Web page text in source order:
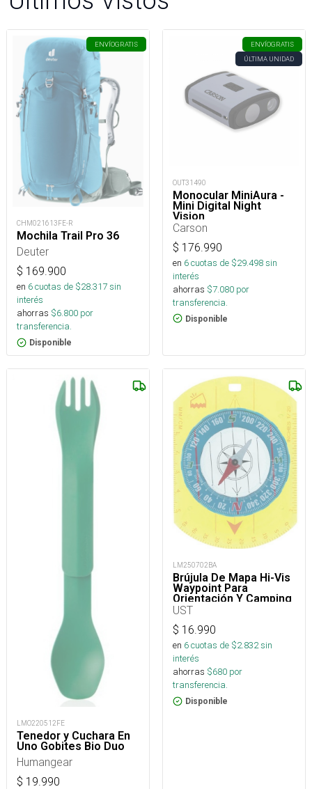
ENVÍOGRATIS
CHM021613FE-R
Mochila Trail Pro 36
Deuter
$ 169.900
en 6cuotas de $28.317sin
interés
ahorras $6.800 por
transferencia.
Disponible
ENVÍOGRATIS
ÚLTIMA UNIDAD
OUT31490
Monocular MiniAura -
Mini Digital Night
Vision
Carson
$ 176.990
en 6cuotas de $29.498sin
interés
ahorras $7.080 por
transferencia.
Disponible
LMO220512FE
Tenedor y Cuchara En
Uno Gobites Bio Duo
Humangear
$ 19.990
LM250702BA
Brújula De Mapa Hi-Vis
Waypoint Para
Orientación Y Camping
UST
$ 16.990
en 6cuotas de $2.832sin
interés
ahorras $680 por
transferencia.
Disponible